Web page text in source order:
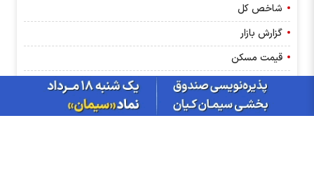
شاخص کل
گزارش بازار
قیمت مسکن
کانون کارگزاران
بانک مرکزی